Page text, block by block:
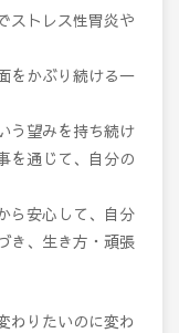
ストレス性胃炎や
をかぶり続ける一
う望みを持ち続け
を通じて、自分の
ら安心して、自分
き、生き方・頑張
わりたいのに変わ